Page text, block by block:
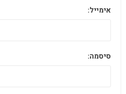
אימייל:
סיסמה: